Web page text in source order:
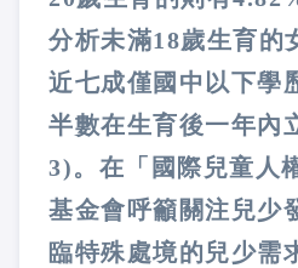
分析未滿18歲生育的
近七成僅國中以下學
半數在生育後一年內
3)。在「國際兒童人
基金會呼籲關注兒少
臨特殊處境的兒少需